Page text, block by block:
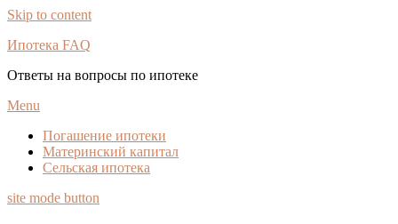
Skip to content
Ипотека FAQ
Ответы на вопросы по ипотеке
Menu
Погашение ипотеки
Материнский капитал
Сельская ипотека
site mode button